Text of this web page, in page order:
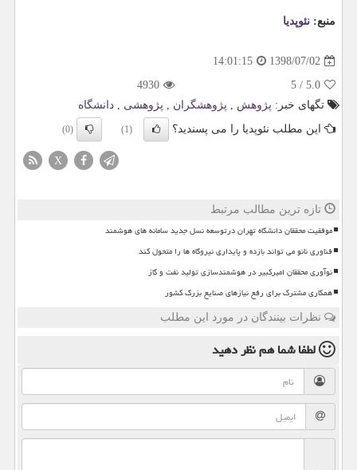
منبع: نئوپدیا
1398/07/02
14:01:15
5.0
/
5
4930
تگهای خبر: پژوهش , پژوهشگران , پژوهشی , دانشگاه
این مطلب نئوپدیا را می پسندید؟
(1)
(0)
X
تازه ترین مطالب مرتبط
موفقیت محققان دانشگاه تهران درتوسعه نسل جدید سامانه های هوشمند
فناوری نانو می تواند بازده و پایداری نیروگاه ها را متحول کند
نوآوری محققان امیرکبیر در هوشمندسازی تولید نفت و گاز
همکاری مشترک برای رفع نیازهای صنایع بزرگ کشور
نظرات بینندگان در مورد این مطلب
لطفا شما همنظر دهید